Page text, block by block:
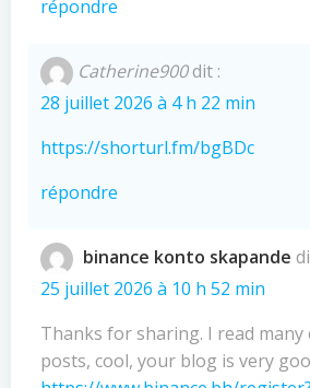
répondre
Catherine900dit :
28 juillet 2026 à 4 h 22 min
https://shorturl.fm/bgBDc
répondre
binance konto skapande
25 juillet 2026 à 10 h 52 min
Thanks for sharing. I read
posts, cool, your blog is very